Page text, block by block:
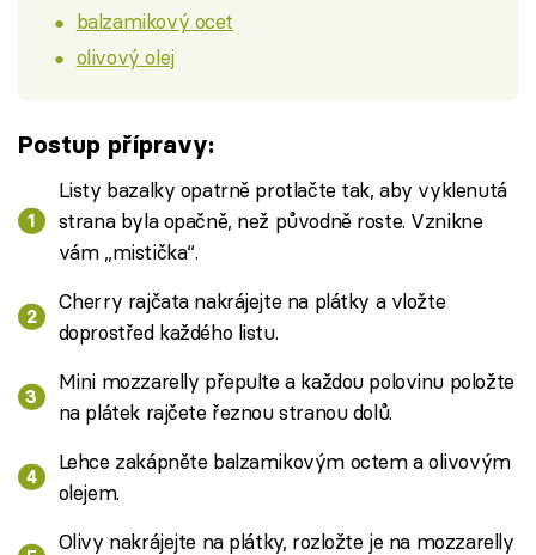
balzamikový ocet
olivový olej
Postup přípravy:
Listy bazalky opatrně protlačte tak, aby vyklenutá
strana byla opačně, než původně roste. Vznikne
vám „mistička“.
Cherry rajčata nakrájejte na plátky a vložte
doprostřed každého listu.
Mini mozzarelly přepulte a každou polovinu položte
na plátek rajčete řeznou stranou dolů.
Lehce zakápněte balzamikovým octem a olivovým
olejem.
Olivy nakrájejte na plátky, rozložte je na mozzarelly